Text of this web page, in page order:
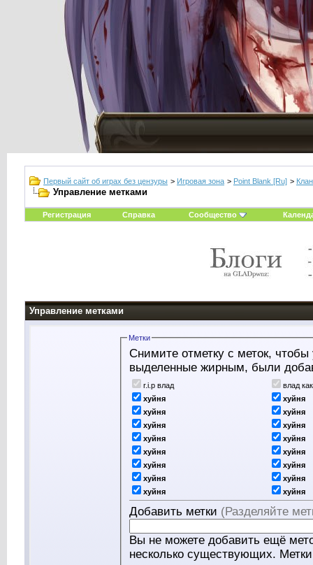
Первый сайт об играх без цензуры > Игровая зона > Point Blank [Ru] >
Управление метками
Регистрация Справка Сообщество
Управление метками
Метки
Снимите отметку с меток,
выделенные жирным, были
r.i.p влад
влад
хуйня
хуйня
хуйня
хуйня
хуйня
хуйня
хуйня
хуйня
хуйня
хуйня
хуйня
хуйня
хуйня
хуйня
хуйня
хуйня
Добавить метки (Разделяйте
Вы не можете добавить ещё